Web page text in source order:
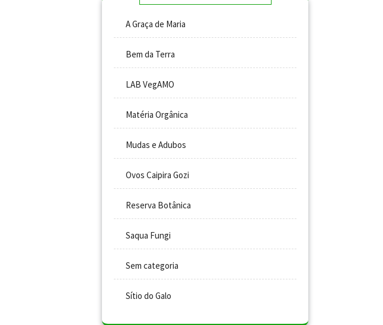
A Graça de Maria
Bem da Terra
LAB VegAMO
Matéria Orgânica
Mudas e Adubos
Ovos Caipira Gozi
Reserva Botânica
Saqua Fungi
Sem categoria
Sítio do Galo